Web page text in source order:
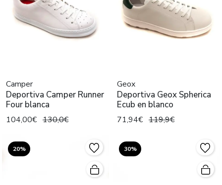
Camper
Deportiva Camper Runner
Four blanca
104,00€ 130,0€
Geox
Deportiva Geox Spherica
Ecub en blanco
71,94€ 119,9€
20% 30%